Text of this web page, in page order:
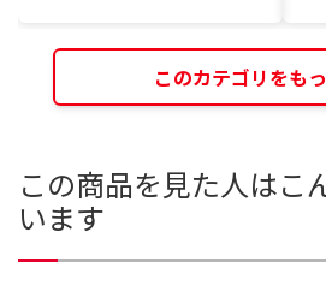
このカテゴリをも
この商品を見た人はこ
います